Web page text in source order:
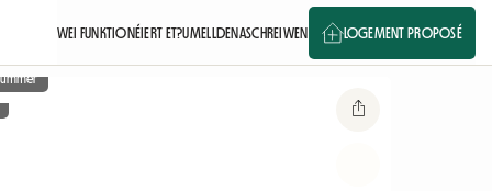
WEI FUNKTIONÉIERT ET?UMELLDENASCHREIWEN LOGEMENT PROPOSÉ